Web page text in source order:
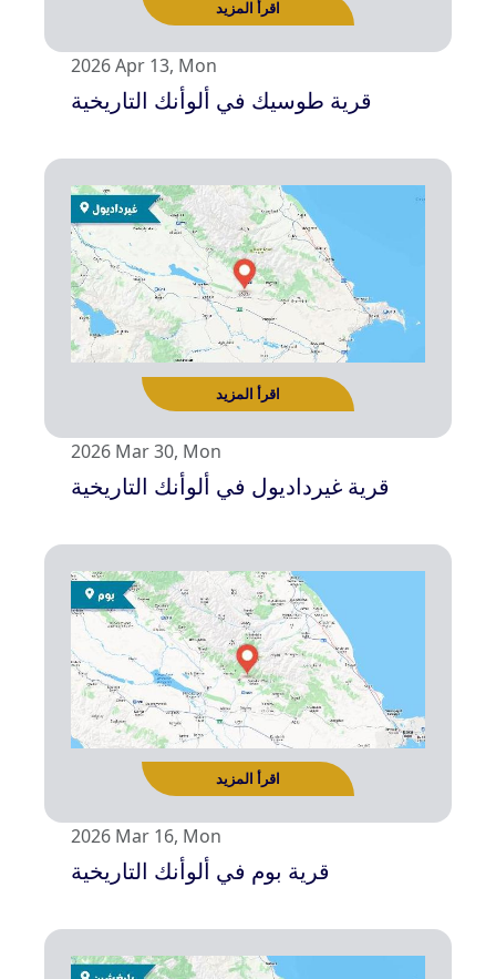
اقرأ المزيد
2026 Apr 13, Mon
قرية طوسيك في ألوأنك التاريخية
2026 Mar 30, Mon
قرية غيرداديول في ألوأنك التاريخية
2026 Mar 16, Mon
قرية بوم في ألوأنك التاريخية